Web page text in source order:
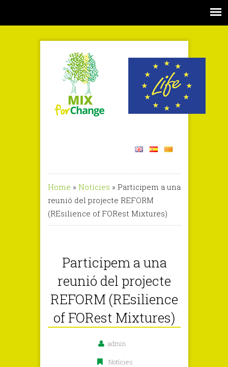
Home » Notícies » Participem a una
reunió del projecte REFORM
(REsilience of FORest Mixtures)
Participem a una
reunió del projecte
REFORM (REsilience
of FORest Mixtures)
admin
Notícies